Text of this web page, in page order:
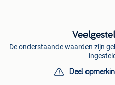
De onderstaande waarden zijn
Deel